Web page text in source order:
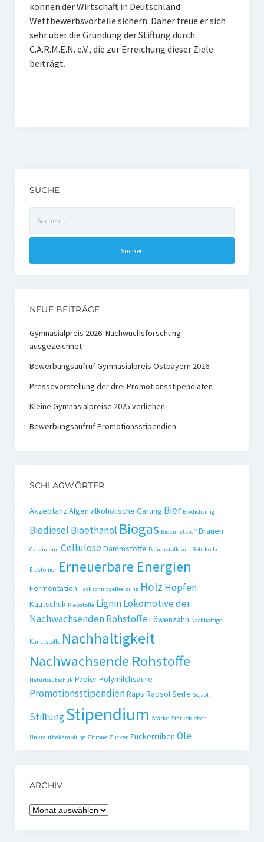
können der Wirtschaft in Deutschland
Wettbewerbsvorteile sichern. Daher freue er sich
sehr über die Gründung der Stiftung durch
C.A.R.M.E.N. e.V., die zur Erreichung dieser Ziele
beiträgt.
SUCHE
nach:
NEUE BEITRÄGE
Gymnasialpreis 2026: Nachwuchsforschung
ausgezeichnet
Bewerbungsaufruf Gymnasialpreis Ostbayern 2026
Pressevorstellung der drei Promotionsstipendiaten
Kleine Gymnasialpreise 2025 verliehen
Bewerbungsaufruf Promotionsstipendien
SCHLAGWÖRTER
Akzeptanz Algen alkoholische Gärung Bier Biodichtung
Biodiesel Bioethanol Biogas Biokunststoff Brauen
Caseinleim CelluloseDämmstoffe Dämmstoffe aus Rohrkolben
Elastomer Erneuerbare Energien
Fermentation Hackschnitzelheizung Holz Hopfen
Kautschuk Klebstoffe LigninLokomotive der
Nachwachsenden RohstoffeLöwenzahn Nachhaltige
Kunststoffe Nachhaltigkeit
Nachwachsende Rohstoffe
Naturkautschuk PapierPolymilchsäure
PromotionsstipendienRaps RapsölSeife Sojaöl
StiftungStipendium Stärke Stärkekleber
Unkrautbekämpfung Zitrone Zucker Zuckerrüben Öle
ARCHIV
Archiv